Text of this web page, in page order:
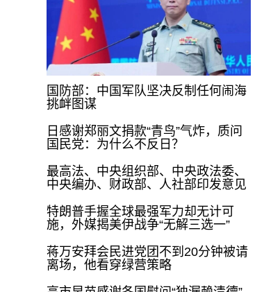
国防部：中国军队坚决反制任何闹海
挑衅图谋
日感谢郑丽文捐款“青鸟”气炸，质问
国民党：为什么不反日？
最高法、中央组织部、中央政法委、
中央编办、财政部、人社部印发意见
特朗普手握全球最强军力却无计可
施，外媒揭美伊战争“无解三选一”
蒋万安拜会民进党团不到20分钟被请
离场，他看穿绿营策略